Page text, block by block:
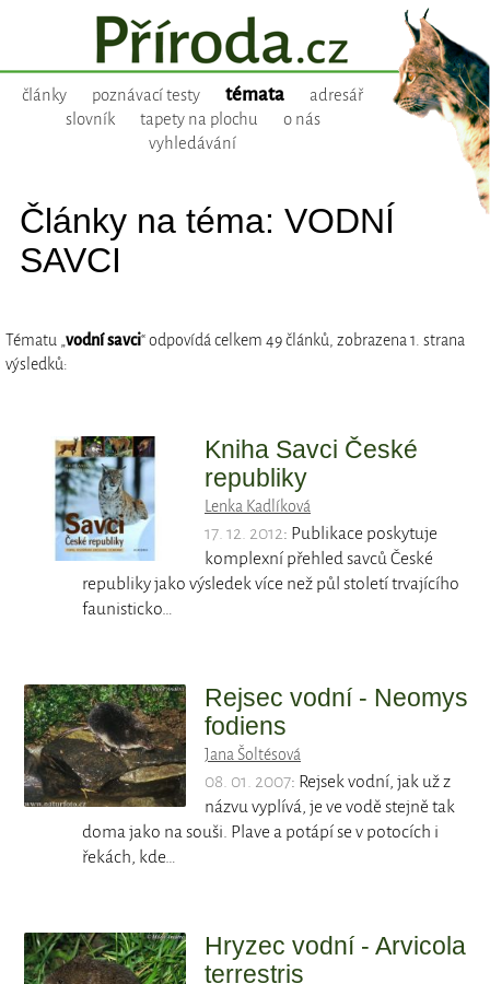
články poznávací testy témata
adresář
slovník
tapety na plochu
o nás
vyhledávání
Články na téma: VODNÍ
SAVCI
Tématu „vodní savci“ odpovídá celkem 49 článků, zobrazena 1. strana
výsledků:
Kniha Savci České
republiky
Lenka Kadlíková
17. 12. 2012: Publikace poskytuje
komplexní přehled savců České
republiky jako výsledek více než půl století trvajícího
faunisticko…
Rejsec vodní - Neomys
fodiens
Jana Šoltésová
08. 01. 2007: Rejsek vodní, jak už z
názvu vyplívá, je ve vodě stejně tak
doma jako na souši. Plave a potápí se v potocích i
řekách, kde…
Hryzec vodní - Arvicola
terrestris